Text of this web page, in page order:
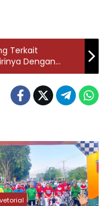
Terkait
Dengan
Menolak PETI